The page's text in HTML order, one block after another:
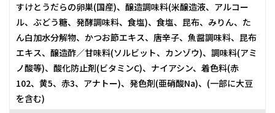
すけとうだらの卵巣(国産)、醸造調味料(米醸造液、アルコー
ル、ぶどう糖、発酵調味料、食塩)、食塩、昆布、みりん、た
ん白加水分解物、かつお節エキス、唐辛子、魚醤調味料、昆布
エキス、醸造酢／甘味料(ソルビット、カンゾウ)、調味料(アミ
ノ酸等)、酸化防止剤(ビタミンC)、ナイアシン、着色料(赤
102、黄5、赤3、アナトー)、発色剤(亜硝酸Na)、(一部に大豆
を含む)